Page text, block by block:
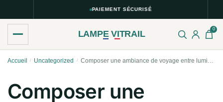
PAIEMENT SÉCURISÉ
LAMPE VITRAIL 0
Accueil / Uncategorized / Composer une ambiance de voyage entre lumiere vitrail et sac bien pense
Composer une